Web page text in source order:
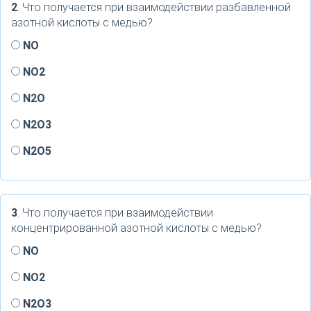
2. Что получается при взаимодействии разбавленной
азотной кислоты с медью?
NO
NO2
N2O
N2O3
N2O5
3. Что получается при взаимодействии
концентрированной азотной кислоты с медью?
NO
NO2
N2O3